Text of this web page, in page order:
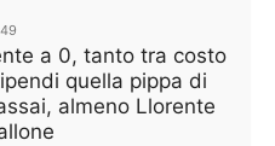
a 0, tanto tra costo
quella pippa di
almeno Llorente